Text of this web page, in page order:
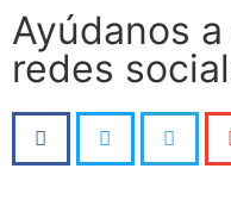
Ayúdanos
redes